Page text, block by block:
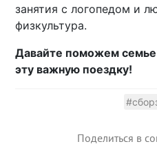
занятия с логопедом и
физкультура.
Давайте поможем семье
эту важную поездку!
Поделиться в